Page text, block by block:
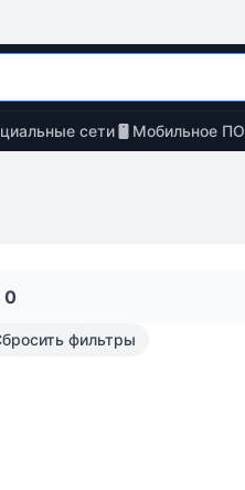
сети Мобильное ПО
0
фильтры